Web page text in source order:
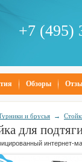
+7 (495)
Обзоры
и брусья →
для
интернет-